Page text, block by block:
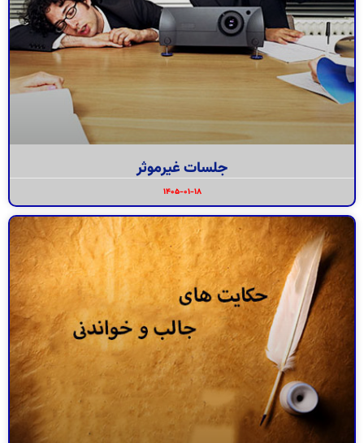
جلسات غیرموثر
۱۴۰۵-۰۱-۱۸